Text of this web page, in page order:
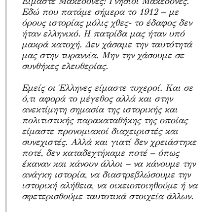
Εδώ που πατάμε σήμερα το 1912 – με
όρους ιστορίας μόλις χθες- το έδαφος δεν
ήταν ελληνικό. Η πατρίδα μας ήταν υπό
μακρά κατοχή. Δεν χάσαμε την ταυτότητά
μας στην τυραννία. Μην την χάσουμε σε
συνθήκες ελευθερίας.
Εμείς οι Έλληνες είμαστε τυχεροί. Και σε
ό,τι αφορά το μέγεθος αλλά και στην
ανεκτίμητη σημασία της ιστορικής και
πολιτιστικής παρακαταθήκης της οποίας
είμαστε προνομιακοί διαχειριστές και
συνεχιστές. Αλλά και γιατί δεν χρειάστηκε
ποτέ, δεν καταδεχτήκαμε ποτέ – όπως
έκαναν και κάνουν άλλοι – να κάνουμε την
ανάγκη ιστορία, να διαστρεβλώσουμε την
ιστορική αλήθεια, να οικειοποιηθούμε ή να
σφετερισθούμε ταυτοτικά στοιχεία άλλων.